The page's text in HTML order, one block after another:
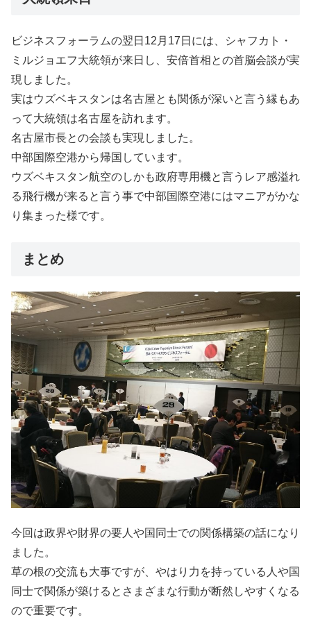
ビジネスフォーラムの翌日12月17日には、シャフカト・
ミルジョエフ大統領が来日し、安倍首相との首脳会談が実
現しました。
実はウズベキスタンは名古屋とも関係が深いと言う縁もあ
って大統領は名古屋を訪れます。
名古屋市長との会談も実現しました。
中部国際空港から帰国しています。
ウズベキスタン航空のしかも政府専用機と言うレア感溢れ
る飛行機が来ると言う事で中部国際空港にはマニアがかな
り集まった様です。
まとめ
今回は政界や財界の要人や国同士での関係構築の話になり
ました。
草の根の交流も大事ですが、やはり力を持っている人や国
同士で関係が築けるとさまざまな行動が断然しやすくなる
ので重要です。